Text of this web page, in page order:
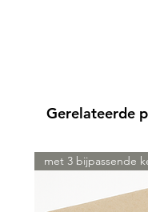
Gerelateerde
met 3 bijpassende